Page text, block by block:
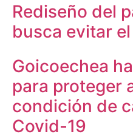
Rediseño del
busca evitar
Goicoechea
para proteger
condición de
Covid-19